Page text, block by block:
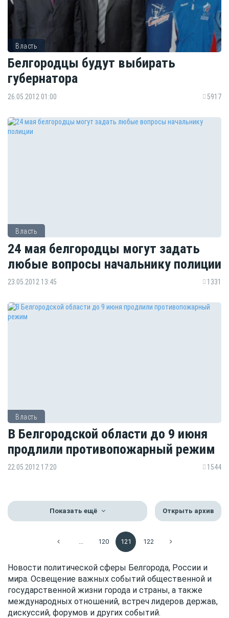
Власть
Белгородцы будут выбирать
губернатора
26.05.2012 01:00 5917
Власть
24 мая белгородцы могут задать
любые вопросы начальнику полиции
23.05.2012 13:45 1331
Власть
В Белгородской области до 9 июня
продлили противопожарный режим
22.05.2012 17:20 1544
Показать ещё Открыть архив
120 121 122
Новости политической сферы Белгорода, России и
мира. Освещение важных событий общественной и
государственной жизни города и страны, а также
международных отношений, встреч лидеров держав,
дискуссий, форумов и других событий.